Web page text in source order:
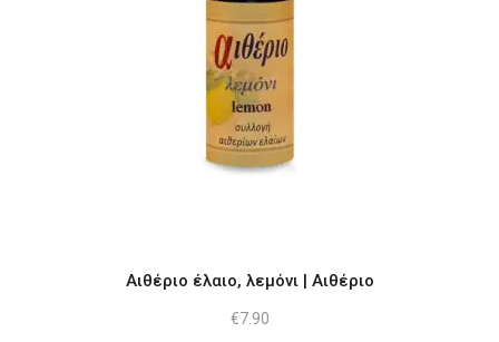
Αιθέριο έλαιο, λεμόνι | Αιθέριο
€7.90